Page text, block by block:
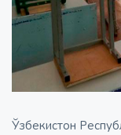
Ўзбекистон